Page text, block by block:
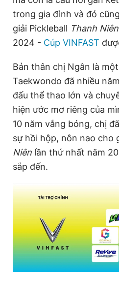
trong gia đình và đó
giải Pickleball Thanh Niên
2024 - Cúp VINFAST
Bản thân chị Ngân là
Taekwondo đã nhiều
đấu thể thao lớn và
hiện ước mơ riêng của
10 năm vắng bóng, chị
sự hồi hộp, nôn nao cho
Niên lần thứ nhất năm
sắp đến.